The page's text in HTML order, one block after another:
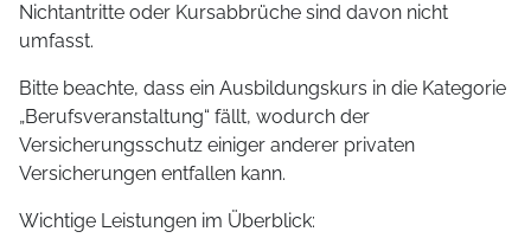
Nichtantritte oder Kursabbrüche sind davon nicht
umfasst.
Bitte beachte, dass ein Ausbildungskurs in die Kategorie
„Berufsveranstaltung“ fällt, wodurch der
Versicherungsschutz einiger anderer privaten
Versicherungen entfallen kann.
Wichtige Leistungen im Überblick: